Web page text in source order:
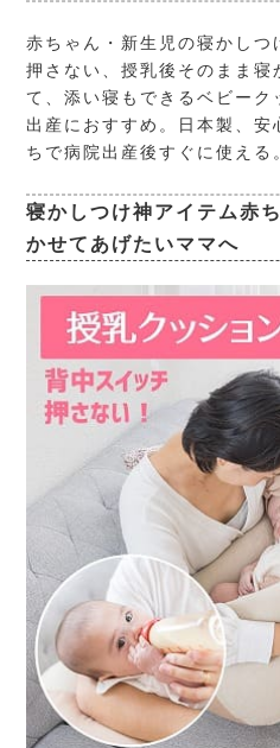
赤ちゃん・新生児の寝かしつ
押さない、授乳後そのまま寝
て、添い寝もできるベビーク
出産におすすめ。日本製、安
ちで病院出産後すぐに使える
寝かしつけ神アイテム赤
かせてあげたいママへ